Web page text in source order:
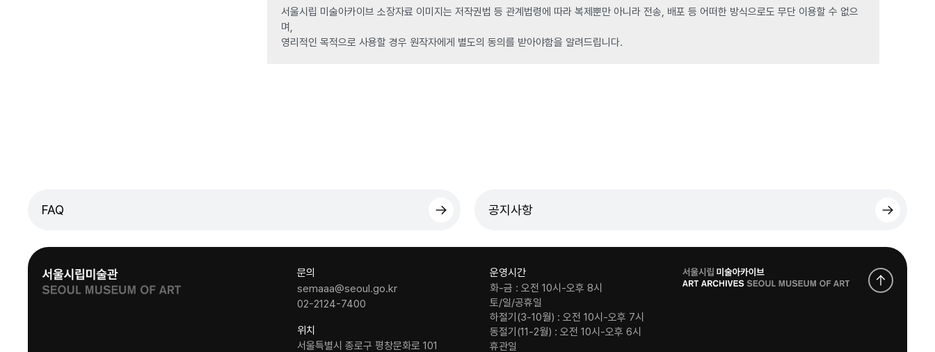
서울시립 미술아카이브 소장자료 이미지는 저작권법 등 관계법령에 따라 복제뿐만 아니라 전송, 배포 등 어떠한 방식으로도 무단 이용할 수 없으
며,
영리적인 목적으로 사용할 경우 원작자에게 별도의 동의를 받아야함을 알려드립니다.
FAQ 공지사항
문의
semaaa@seoul.go.kr
02-2124-7400
위치
서울특별시 종로구 평창문화로 101
운영시간
화-금 : 오전 10시-오후 8시
토/일/공휴일
하절기(3-10월) : 오전 10시-오후 7시
동절기(11-2월) : 오전 10시-오후 6시
휴관일
로
고